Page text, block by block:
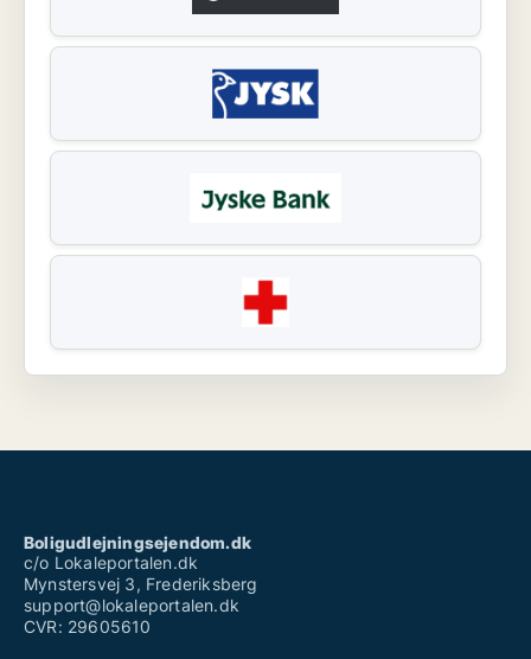
Boligudlejningsejendom.dk
c/o Lokaleportalen.dk
Mynstersvej 3, Frederiksberg
support@lokaleportalen.dk
CVR: 29605610